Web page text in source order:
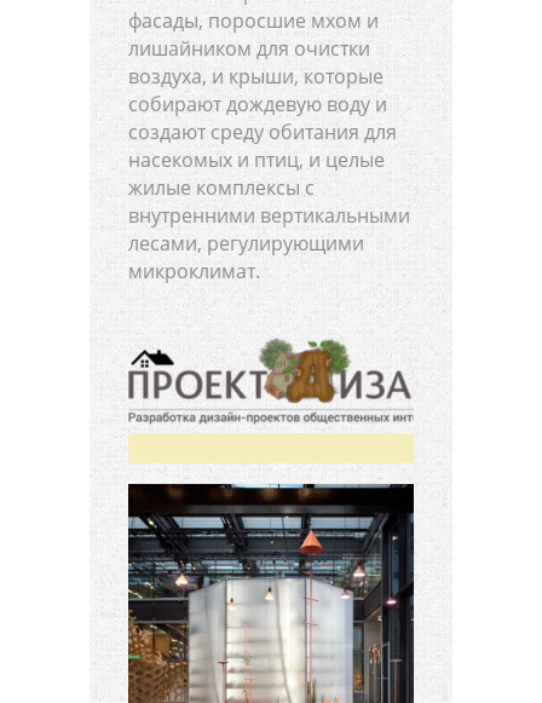
фасады, поросшие мхом и
лишайником для очистки
воздуха, и крыши, которые
собирают дождевую воду и
создают среду обитания для
насекомых и птиц, и целые
жилые комплексы с
внутренними вертикальными
лесами, регулирующими
микроклимат.